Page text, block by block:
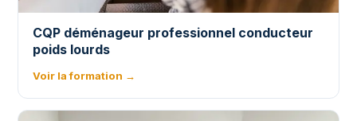
CQP déménageur professionnel conducteur
poids lourds
Voir la formation →